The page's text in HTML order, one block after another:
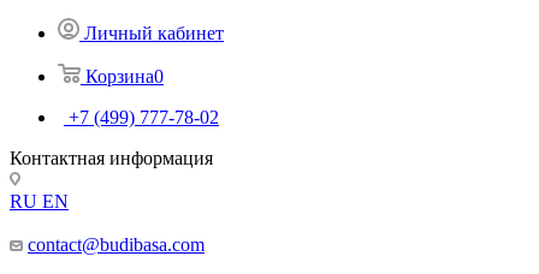
Личный кабинет
Корзина0
+7 (499) 777-78-02
Контактная информация
RU EN
contact@budibasa.com